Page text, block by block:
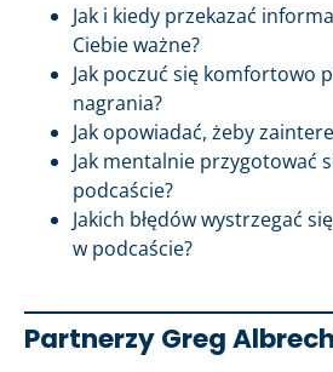
Jak i kiedy przekazać
Ciebie ważne?
Jak poczuć się komfortowo
nagrania?
Jak opowiadać, żeby
Jak mentalnie przygotować
podcaście?
Jakich błędów wystrzegać
w podcaście?
Partnerzy Greg